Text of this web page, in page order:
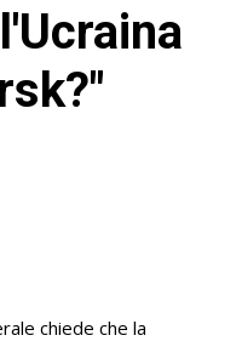
chiede che la